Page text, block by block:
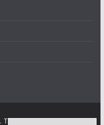
. Tous droits réservés.